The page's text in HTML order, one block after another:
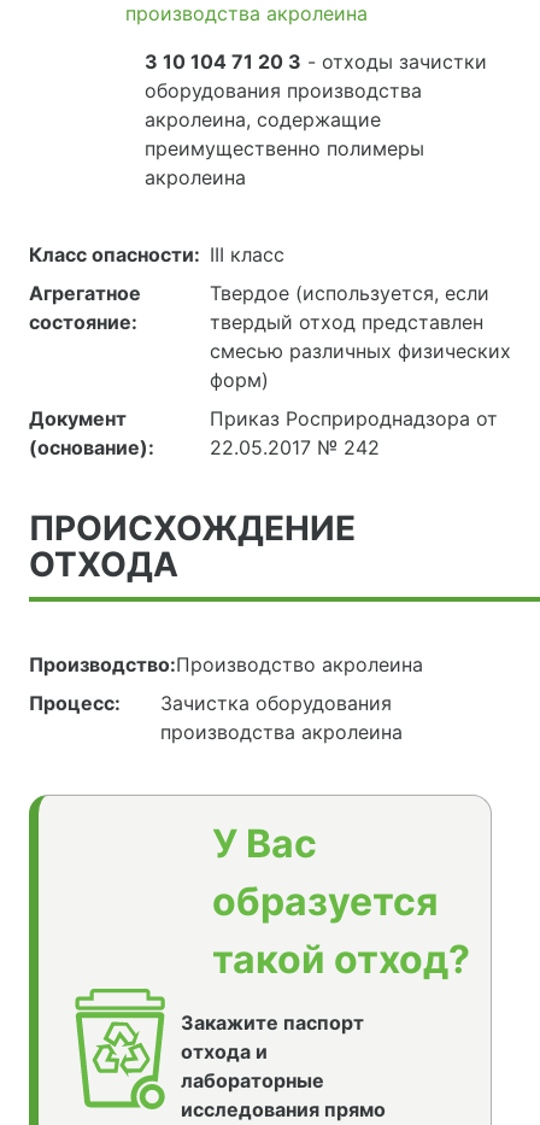
производства акролеина
3 10 104 71 20 3 - отходы зачистки
оборудования производства
акролеина, содержащие
преимущественно полимеры
акролеина
Класс опасности: III класс
Агрегатное
состояние:
Твердое (используется, если
твердый отход представлен
смесью различных физических
форм)
Документ
(основание):
Приказ Росприроднадзора от
22.05.2017 № 242
ПРОИСХОЖДЕНИЕ
ОТХОДА
Производство:Производство акролеина
Процесс:
Зачистка оборудования
производства акролеина
У Вас
образуется
такой отход?
Закажите паспорт
отхода и
лабораторные
исследования прямо